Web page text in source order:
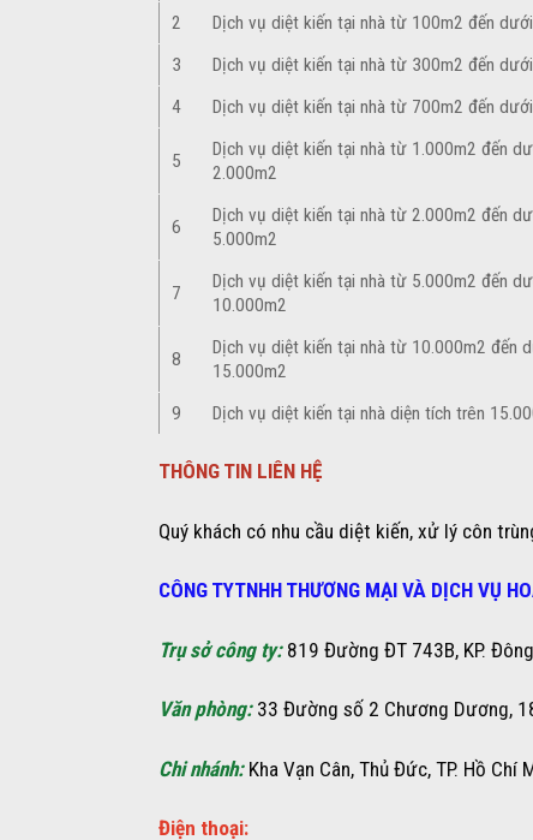
2 Dịch vụ diệt kiến tại nhà từ 100m2 đến
3
Dịch vụ diệt kiến tại nhà từ 300m2 đến
4
Dịch vụ diệt kiến tại nhà từ 700m2 đến
5
Dịch vụ diệt kiến tại nhà từ 1.000m2 đến
2.000m2
6
Dịch vụ diệt kiến tại nhà từ 2.000m2 đến
5.000m2
7
Dịch vụ diệt kiến tại nhà từ 5.000m2 đến
10.000m2
8
Dịch vụ diệt kiến tại nhà từ 10.000m2 đến
15.000m2
9 Dịch vụ diệt kiến tại nhà diện tích trên
THÔNG TIN LIÊN HỆ
Quý khách có nhu cầu diệt kiến, xử lý côn
CÔNG TYTNHH THƯƠNG MẠI VÀ DỊCH VỤ
Trụ sở công ty: 819 Đường ĐT 743B, KP.
Văn phòng:33 Đường số 2 Chương Dương,
Chi nhánh:Kha Vạn Cân, Thủ Đức, TP. Hồ Chí
Điện thoại: